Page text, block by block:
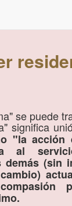
se puede
significa
"la acción
al
demás (sin